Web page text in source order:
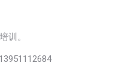
训。